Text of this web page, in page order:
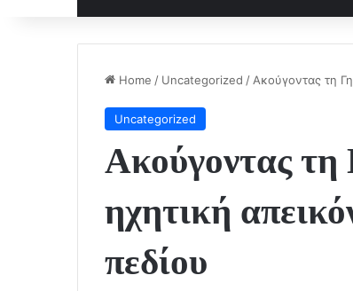
Home / Uncategorized / Ακούγοντας τη
Uncategorized
Ακούγοντας τη
ηχητική
πεδίου